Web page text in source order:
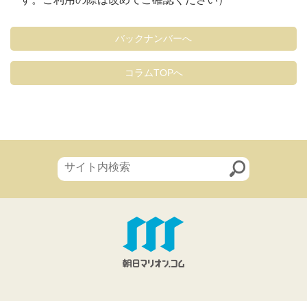
バックナンバーへ
コラムTOPへ